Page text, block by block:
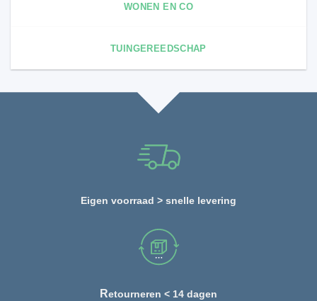
WONEN EN CO
TUINGEREEDSCHAP
Eigen voorraad > snelle levering
Retourneren < 14 dagen